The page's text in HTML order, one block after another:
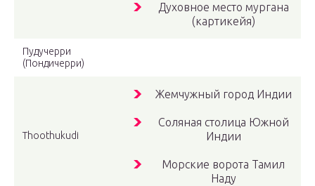
Духовное место мургана
(картикейя)
Пудучерри
(Пондичерри)
Thoothukudi
Жемчужный город Индии
Соляная столица Южной
Индии
Морские ворота Тамил
Наду